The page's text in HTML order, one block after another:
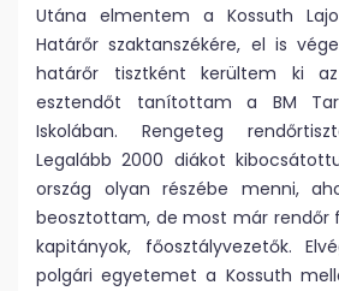
Utána elmentem a Kossuth
Határőr szaktanszékére, el is
határőr tisztként kerültem ki
esztendőt tanítottam a BM
Iskolában. Rengeteg
Legalább 2000 diákot
ország olyan részébe menni,
beosztottam, de most már rendőr
kapitányok, főosztályvezetők.
polgári egyetemet a Kossuth